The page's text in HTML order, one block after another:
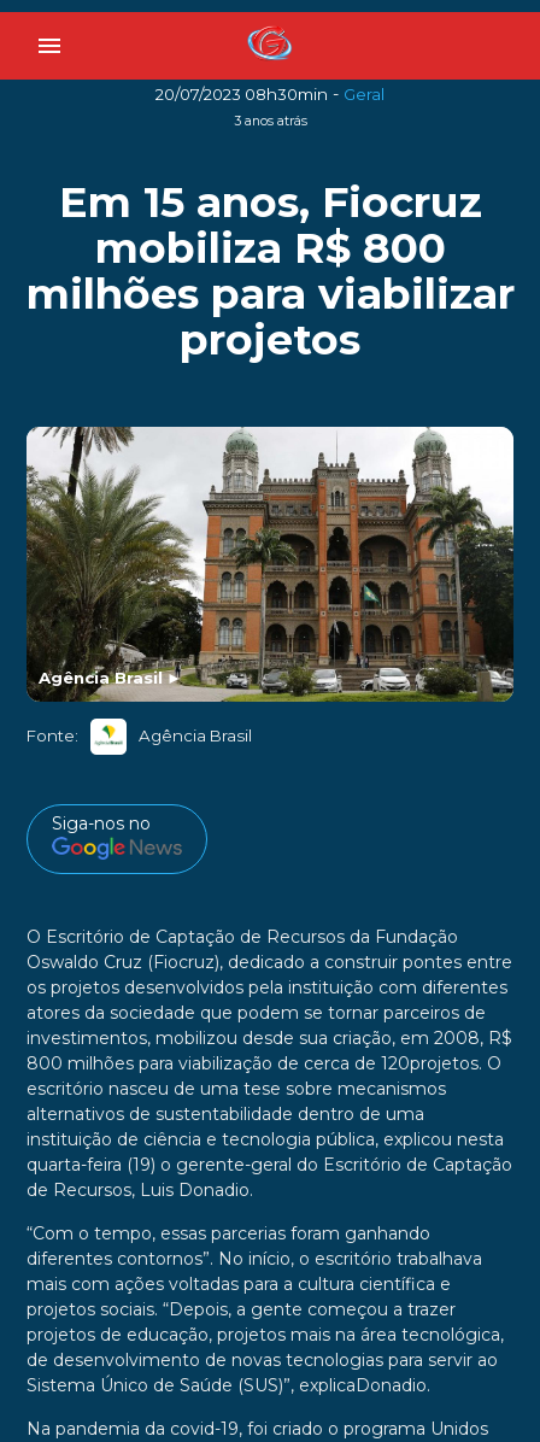
menu
20/07/2023 08h30min - Geral
3 anos atrás
Em 15 anos, Fiocruz
mobiliza R$ 800
milhões para viabilizar
projetos
Agência Brasil►
Fonte: Agência Brasil
Siga-nos no
O Escritório de Captação de Recursos da Fundação
Oswaldo Cruz (Fiocruz), dedicado a construir pontes entre
os projetos desenvolvidos pela instituição com diferentes
atores da sociedade que podem se tornar parceiros de
investimentos, mobilizou desde sua criação, em 2008, R$
800 milhões para viabilização de cerca de 120projetos. O
escritório nasceu de uma tese sobre mecanismos
alternativos de sustentabilidade dentro de uma
instituição de ciência e tecnologia pública, explicou nesta
quarta-feira (19) o gerente-geral do Escritório de Captação
de Recursos, Luis Donadio.
“Com o tempo, essas parcerias foram ganhando
diferentes contornos”. No início, o escritório trabalhava
mais com ações voltadas para a cultura científica e
projetos sociais. “Depois, a gente começou a trazer
projetos de educação, projetos mais na área tecnológica,
de desenvolvimento de novas tecnologias para servir ao
Sistema Único de Saúde (SUS)”, explicaDonadio.
Na pandemia da covid-19, foi criado o programa Unidos